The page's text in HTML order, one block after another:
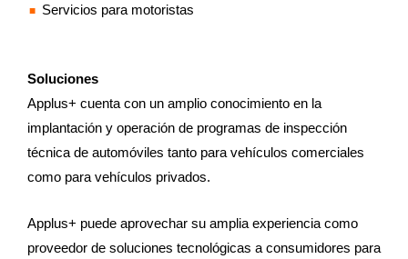
Servicios para motoristas
Soluciones
Applus+ cuenta con un amplio conocimiento en la
implantación y operación de programas de inspección
técnica de automóviles tanto para vehículos comerciales
como para vehículos privados.
Applus+ puede aprovechar su amplia experiencia como
proveedor de soluciones tecnológicas a consumidores para